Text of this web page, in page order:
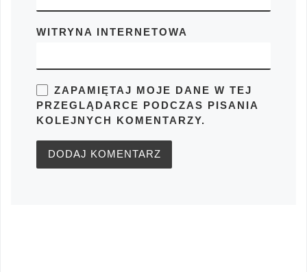
WITRYNA INTERNETOWA
ZAPAMIĘTAJ MOJE DANE W TEJ
PRZEGLĄDARCE PODCZAS PISANIA
KOLEJNYCH KOMENTARZY.